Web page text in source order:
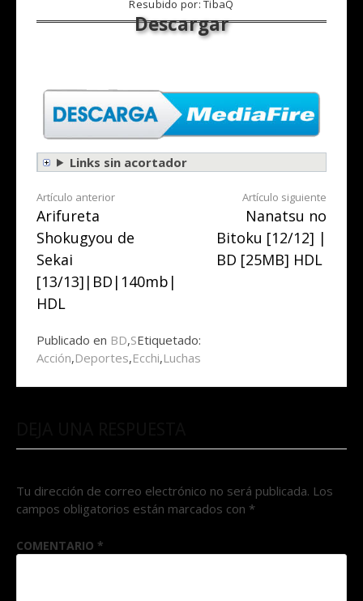
Resubido por: TibaQ
Links sin acortador
Seguir
leyendo
Artículo anterior
Arifureta
Shokugyou de
Sekai
[13/13]|BD|140mb|
HDL
Artículo siguiente
Nanatsu no
Bitoku [12/12] |
BD [25MB] HDL
Publicado en BD,SEtiquetado:
Acción,Deportes,Ecchi,Luchas
Tu dirección de correo electrónico no será publicada. Los
campos obligatorios están marcados con *
COMENTARIO *